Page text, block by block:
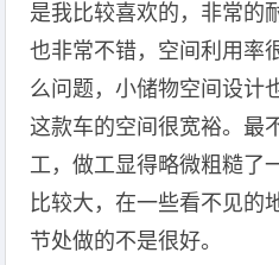
是我比较喜欢的，非常的
也非常不错，空间利用率
么问题，小储物空间设计
这款车的空间很宽裕。最
工，做工显得略微粗糙了
比较大，在一些看不见的
节处做的不是很好。